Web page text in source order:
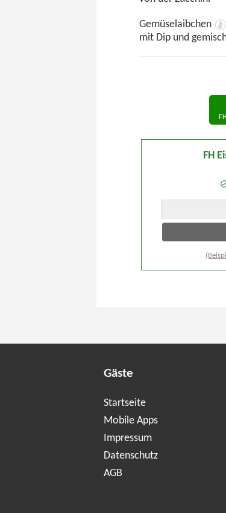
Gemüselaibchen
mit Dip und
FH
Gäste
Startseite
Mobile Apps
Impressum
Datenschutz
AGB